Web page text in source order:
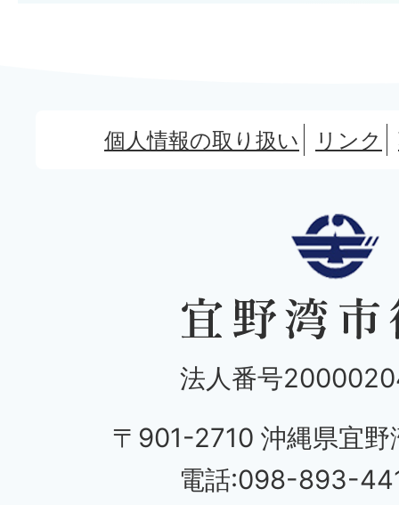
個人情報の取り扱い リンク
法人番号
〒901-2710 沖縄県宜野
電話:098-893-